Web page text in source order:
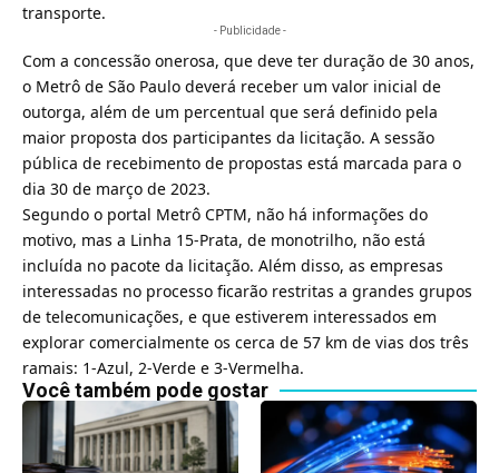
transporte.
- Publicidade -
Com a concessão onerosa, que deve ter duração de 30 anos,
o Metrô de São Paulo deverá receber um valor inicial de
outorga, além de um percentual que será definido pela
maior proposta dos participantes da licitação. A sessão
pública de recebimento de propostas está marcada para o
dia 30 de março de 2023.
Segundo o portal Metrô CPTM, não há informações do
motivo, mas a Linha 15-Prata, de monotrilho, não está
incluída no pacote da licitação. Além disso, as empresas
interessadas no processo ficarão restritas a grandes grupos
de telecomunicações, e que estiverem interessados em
explorar comercialmente os cerca de 57 km de vias dos três
ramais: 1-Azul, 2-Verde e 3-Vermelha.
Você também pode gostar